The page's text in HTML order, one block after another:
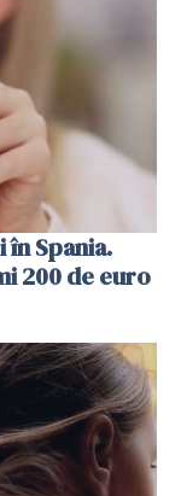
Spania.
200 de euro